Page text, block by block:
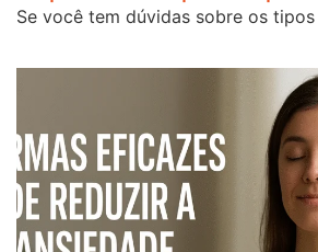
Se você tem dúvidas sobre os